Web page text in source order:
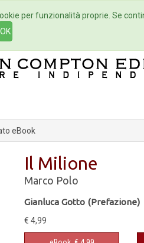
Autori Eventi
eBook
Il Milione
Marco Polo
Gianluca Gotto (Prefazione)
€ 4,99
per funzionalità proprie. Se
OK